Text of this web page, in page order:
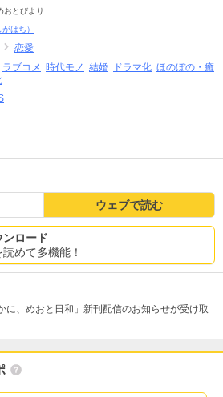
おとびより
がはち）
恋愛
ラブコメ 時代モノ 結婚 ドラマ化 ほのぼの・癒
ウェブで読む
ロード
めて多機能！
に、めおと日和」新刊配信のお知らせが受け取